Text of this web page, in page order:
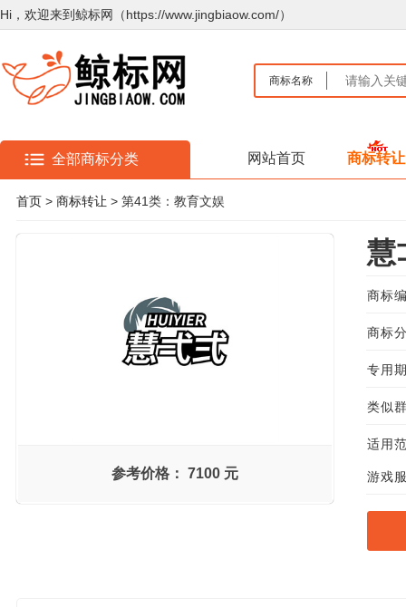
Hi，欢迎来到鲸标网（https://www.jingbiaow.com/）
商标名称
全部商标分类 网站首页 商标转让
首页 > 商标转让 > 第41类：教育文娱
参考价格： 7100 元
慧
商标
商标
专用
类似
适用
游戏